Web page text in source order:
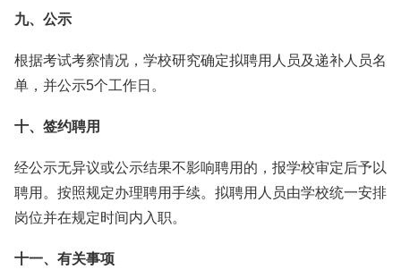
九、公示
根据考试考察情况，学校研究确定拟聘用人员及递补人员名
单，并公示5个工作日。
十、签约聘用
经公示无异议或公示结果不影响聘用的，报学校审定后予以
聘用。按照规定办理聘用手续。拟聘用人员由学校统一安排
岗位并在规定时间内入职。
十一、有关事项